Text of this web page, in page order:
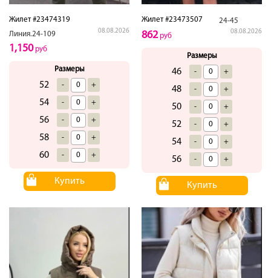
Жилет #23474319
Линия.24-109
08.08.2026
1,150руб
Размеры
52 - +
54 - +
56 - +
58 - +
60 - +
Купить
Жилет #23473507 24-45
08.08.2026
862руб
Размеры
46 - +
48 - +
50 - +
52 - +
54 - +
56 - +
Купить